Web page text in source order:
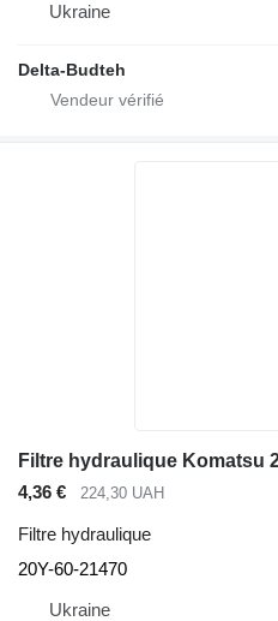
Ukraine
Delta-Budteh
4,36 € 224,30 UAH
Filtre hydraulique
20Y-60-21470
Ukraine